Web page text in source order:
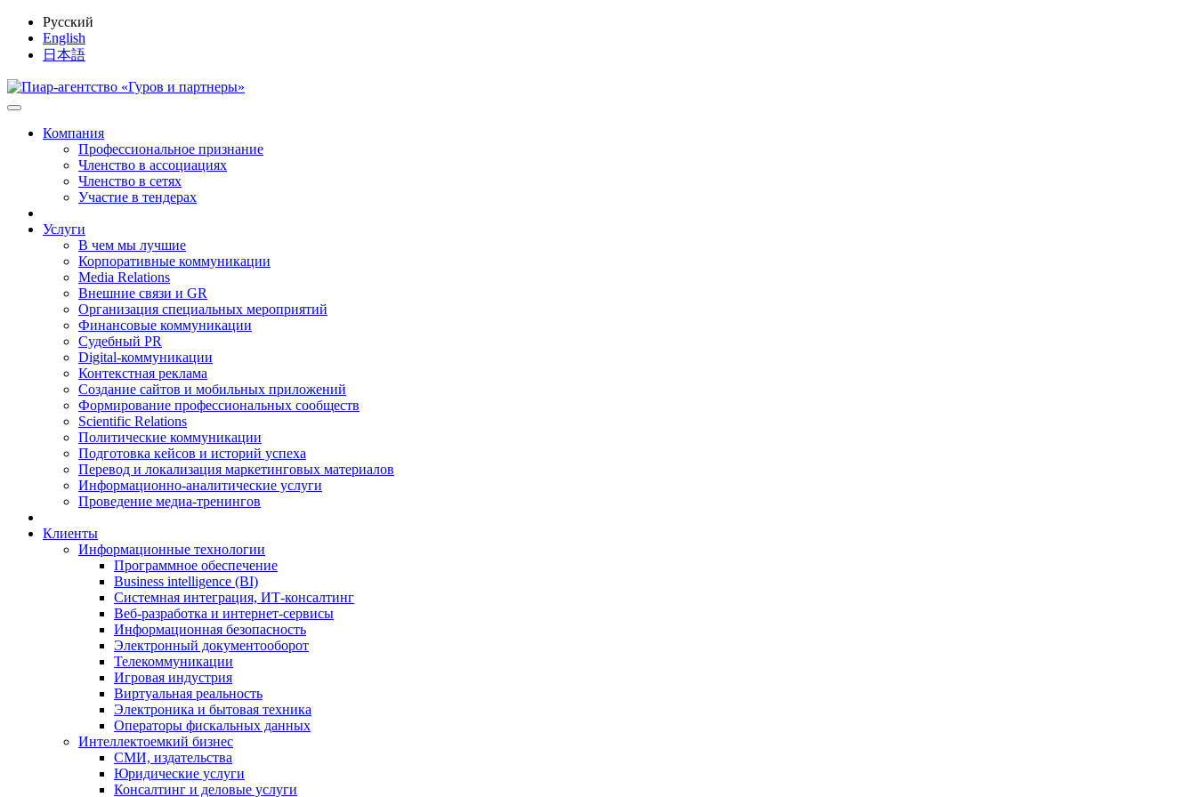
Русский
English
日本語
Компания
Профессиональное признание
Членство в ассоциациях
Членство в сетях
Участие в тендерах
Услуги
В чем мы лучшие
Корпоративные коммуникации
Media Relations
Внешние связи и GR
Организация специальных мероприятий
Финансовые коммуникации
Судебный PR
Digital-коммуникации
Контекстная реклама
Создание сайтов и мобильных приложений
Формирование профессиональных сообществ
Scientific Relations
Политические коммуникации
Подготовка кейсов и историй успеха
Перевод и локализация маркетинговых материалов
Информационно-аналитические услуги
Проведение медиа-тренингов
Клиенты
Информационные технологии
Программное обеспечение
Business intelligence (BI)
Системная интеграция, ИТ-консалтинг
Веб-разработка и интернет-сервисы
Информационная безопасность
Электронный документооборот
Телекоммуникации
Игровая индустрия
Виртуальная реальность
Электроника и бытовая техника
Операторы фискальных данных
Интеллектоемкий бизнес
СМИ, издательства
Юридические услуги
Консалтинг и деловые услуги